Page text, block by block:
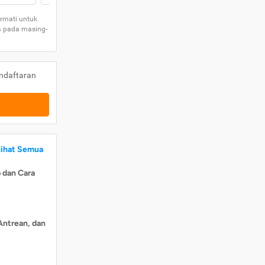
untuk
pada masing-
Semua
Cara
dan